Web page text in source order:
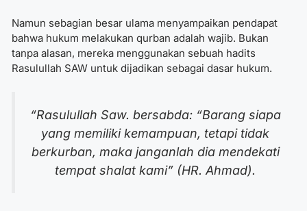
Namun sebagian besar ulama menyampaikan pendapat
bahwa hukum melakukan qurban adalah wajib. Bukan
tanpa alasan, mereka menggunakan sebuah hadits
Rasulullah SAW untuk dijadikan sebagai dasar hukum.
“Rasulullah Saw. bersabda: “Barang siapa
yang memiliki kemampuan, tetapi tidak
berkurban, maka janganlah dia mendekati
tempat shalat kami” (HR. Ahmad).